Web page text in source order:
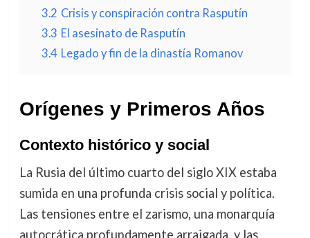
3.2 Crisis y conspiración contra Rasputín
3.3 El asesinato de Rasputín
3.4 Legado y fin de la dinastía Romanov
Orígenes y Primeros Años
Contexto histórico y social
La Rusia del último cuarto del siglo XIX estaba
sumida en una profunda crisis social y política.
Las tensiones entre el zarismo, una monarquía
autocrática profundamente arraigada, y las